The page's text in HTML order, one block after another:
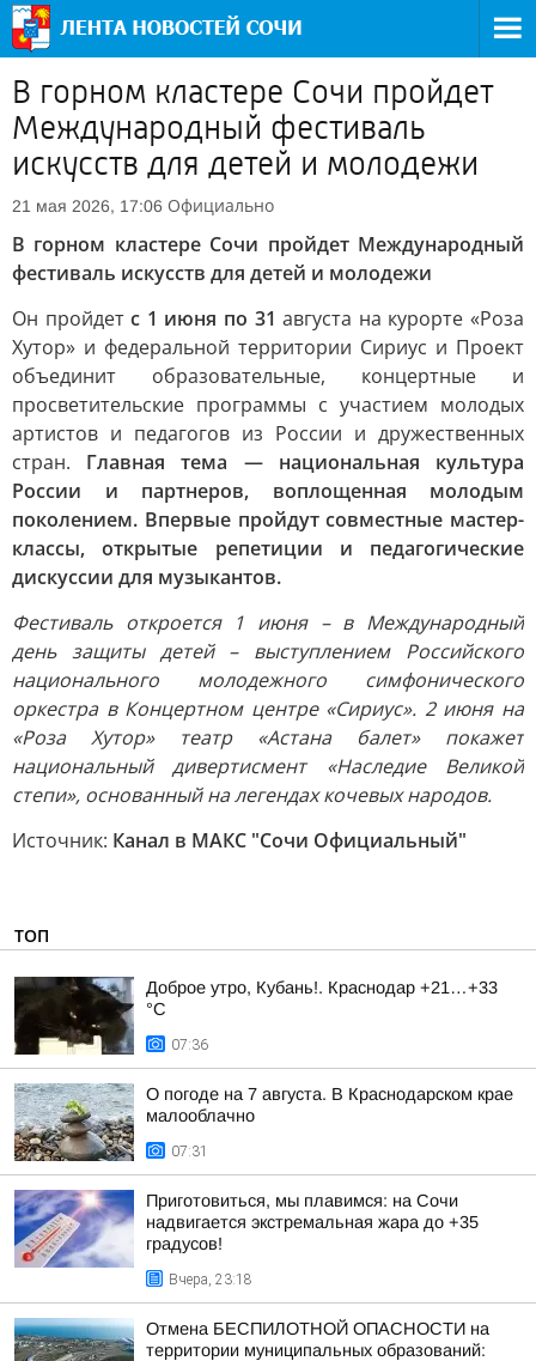
В горном кластере Сочи пройдет
Международный фестиваль
искусств для детей и молодежи
21 мая 2026, 17:06 Официально
В горном кластере Сочи пройдет Международный
фестиваль искусств для детей и молодежи
Он пройдетс 1 июня по 31 августа на курорте «Роза
Хутор» и федеральной территории Сириус и Проект
объединит образовательные, концертные и
просветительские программы с участием молодых
артистов и педагогов из России и дружественных
стран. Главная тема — национальная культура
России и партнеров, воплощенная молодым
поколением. Впервые пройдут совместные мастер-
классы, открытые репетиции и педагогические
дискуссии для музыкантов.
Фестиваль откроется 1 июня – в Международный
день защиты детей – выступлением Российского
национального молодежного симфонического
оркестра в Концертном центре «Сириус». 2 июня на
«Роза Хутор» театр «Астана балет» покажет
национальный дивертисмент «Наследие Великой
степи», основанный на легендах кочевых народов.
Источник: Канал в МАКС "Сочи Официальный"
ТОП
Доброе утро, Кубань!. Краснодар +21…+33
°С
07:36
О погоде на 7 августа. В Краснодарском крае
малооблачно
07:31
Приготовиться, мы плавимся: на Сочи
надвигается экстремальная жара до +35
градусов!
Вчера, 23:18
Отмена БЕСПИЛОТНОЙ ОПАСНОСТИ на
территории муниципальных образований: